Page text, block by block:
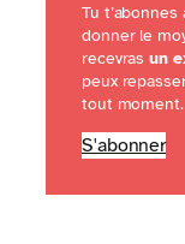
Tu
donner le
recevrasun
peux
tout moment.
S'abonner